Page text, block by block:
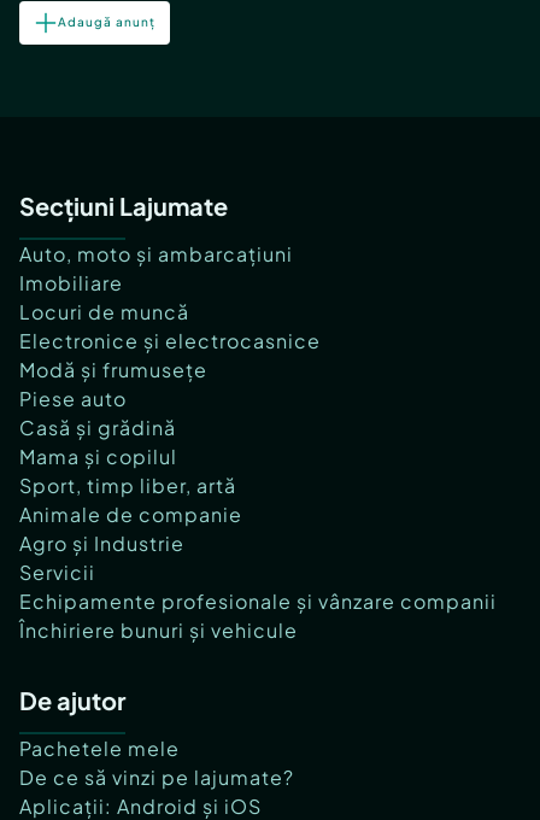
Adaugă anunț
Secțiuni Lajumate
Auto, moto și ambarcațiuni
Imobiliare
Locuri de muncă
Electronice și electrocasnice
Modă și frumusețe
Piese auto
Casă și grădină
Mama și copilul
Sport, timp liber, artă
Animale de companie
Agro și Industrie
Servicii
Echipamente profesionale și vânzare companii
Închiriere bunuri și vehicule
De ajutor
Pachetele mele
De ce să vinzi pe lajumate?
Aplicații: Android și iOS